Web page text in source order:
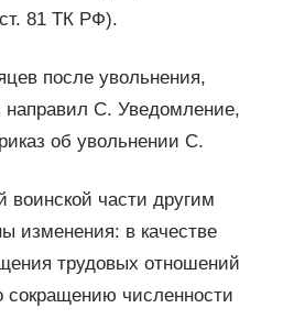
81 ТК РФ).
после увольнения,
С. Уведомление,
об увольнении С.
воинской части другим
изменения: в качестве
трудовых отношений
сокращению численности